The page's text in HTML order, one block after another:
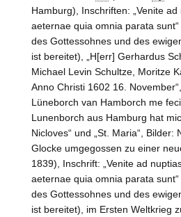
Hamburg), Inschriften: „Venite
aeternae quia omnia parata
des Gottessohnes und des
ist bereitet), „H[err] Gerhardus
Michael Levin Schultze, Moritze
Anno Christi 1602 16.
Lüneborch van Hamborch me
Lunenborch aus Hamburg hat
Nicloves“ und „St. Maria“, Bilder:
Glocke umgegossen zu einer
1839), Inschrift: „Venite ad
aeternae quia omnia parata
des Gottessohnes und des
ist bereitet), im Ersten Weltkrieg